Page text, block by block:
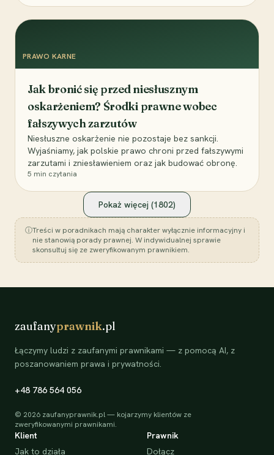
PRAWO KARNE
Jak bronić się przed niesłusznym
oskarżeniem? Środki prawne wobec
fałszywych zarzutów
Niesłuszne oskarżenie nie pozostaje bez sankcji.
Wyjaśniamy, jak polskie prawo chroni przed fałszywymi
zarzutami i zniesławieniem oraz jak budować obronę.
5 min czytania
Pokaż więcej (1802)
ⓘTreści w poradnikach mają charakter wyłącznie informacyjny i
nie stanowią porady prawnej. W indywidualnej sprawie
skonsultuj się ze zweryfikowanym prawnikiem.
zaufanyprawnik.pl
Łączymy ludzi z zaufanymi prawnikami — z pomocą AI, z
poszanowaniem prawa i prywatności.
+48 786 564 056
© 2026 zaufanyprawnik.pl — kojarzymy klientów ze
zweryfikowanymi prawnikami.
Klient
Jak to działa
Prawnik
Dołącz